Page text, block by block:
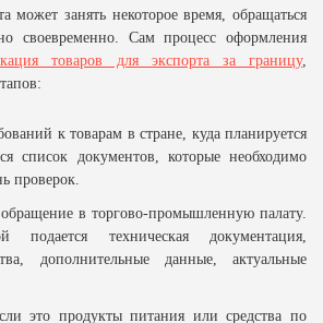
может занять некоторое время, обращаться
своевременно. Сам процесс оформления
товаров для экспорта за границу,
к товарам в стране, куда планируется
список документов, которые необходимо
проверок.
в торгово-промышленную палату.
подается техническая документация,
дополнительные данные, актуальные
это продукты питания или средства по